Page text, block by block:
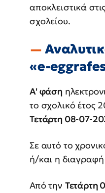
αποκλειστικά
σχολείου.
«e-
Α' φάση
το σχολικό έτος
Τετάρτη 08-07-
Σε αυτό το
ή/και η
Από την Τετάρτη